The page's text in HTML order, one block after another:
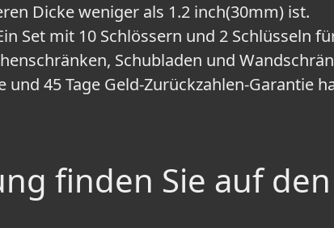
Dicke weniger als 1.2 inch(30mm) ist.
Set mit 10 Schlössern und 2 Schlüsseln
Schubladen und
45 Tage Geld-Zurückzahlen-Garantie
finden Sie auf